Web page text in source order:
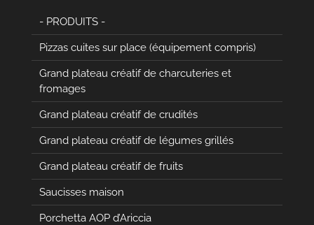
- PRODUITS -
Pizzas cuites sur place (équipement compris)
Grand plateau créatif de charcuteries et
fromages
Grand plateau créatif de crudités
Grand plateau créatif de légumes grillés
Grand plateau créatif de fruits
Saucisses maison
Porchetta AOP d’Ariccia